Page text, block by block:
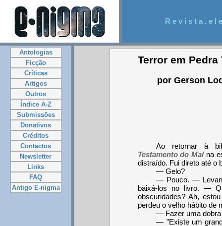
R e v i s t a . e l
Antologias
Ficção
Críticas
Artigos
Outros
Índice A-Z
Submissões
Donativos
Créditos
Contactos
Newsletter
Links
FAQ
Antigo E-nigma
Terror em Pedra
por Gerson
Ao retornar à
Testamento do Malna
distraído. Fui direto até o
— Gelo?
— Pouco. —
baixá-los no livro. —
obscuridades? Ah,
perdeu o velho hábito de
— Fazer uma dobra
— "Existe um